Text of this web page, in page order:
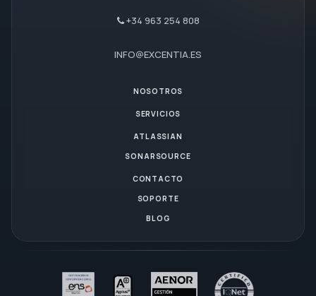
+34 963 254 808
INFO@EXCENTIA.ES
NOSOTROS
SERVICIOS
ATLASSIAN
SONARSOURCE
CONTACTO
SOPORTE
BLOG